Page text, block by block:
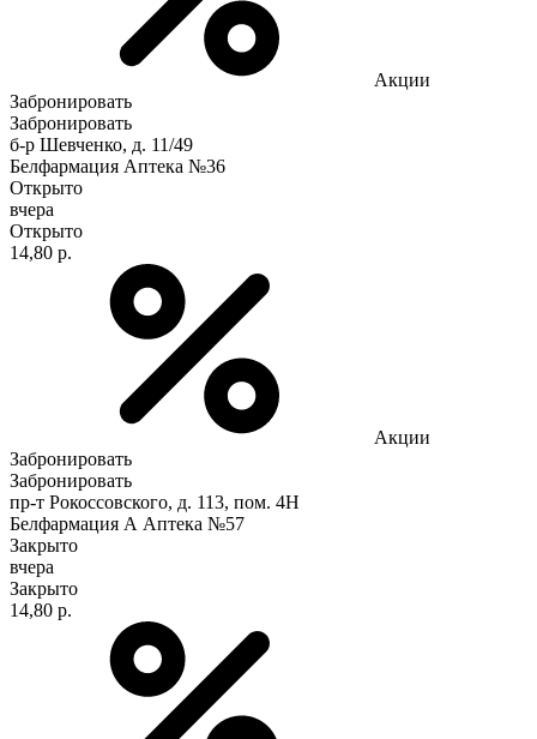
Акции
Забронировать
Забронировать
б-р Шевченко, д. 11/49
Белфармация Аптека №36
Открыто
вчера
Открыто
14,80 р.
Акции
Забронировать
Забронировать
пр-т Рокоссовского, д. 113, пом. 4Н
Белфармация А Аптека №57
Закрыто
вчера
Закрыто
14,80 р.